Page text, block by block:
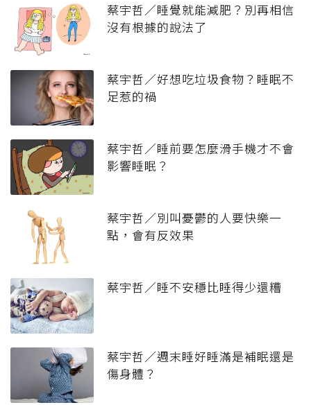
蔡宇哲／睡覺就能減肥？別再相信
沒有根據的說法了
蔡宇哲／好想吃垃圾食物？睡眠不
足惹的禍
蔡宇哲／睡前要怎麼滑手機才不會
影響睡眠？
蔡宇哲／別叫憂鬱的人要快樂一
點，會有反效果
蔡宇哲／睡不安穩比睡得少還糟
蔡宇哲／週末睡好睡滿是補眠還是
傷身體？